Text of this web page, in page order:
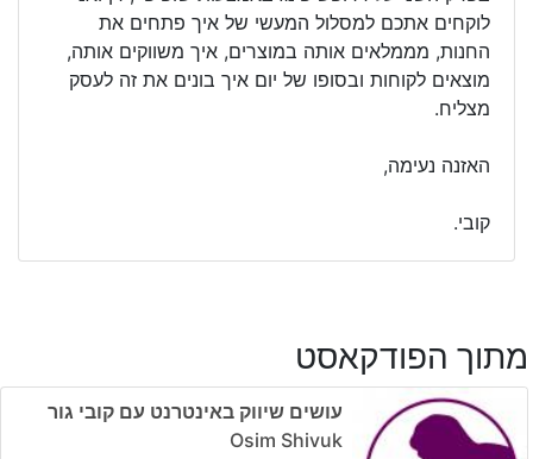
לוקחים אתכם למסלול המעשי של איך פתחים את
החנות, מממלאים אותה במוצרים, איך משווקים אותה,
מוצאים לקוחות ובסופו של יום איך בונים את זה לעסק
מצליח.
האזנה נעימה,
קובי.
מתוך הפודקאסט
עושים שיווק באינטרנט עם קובי גור
Osim Shivuk